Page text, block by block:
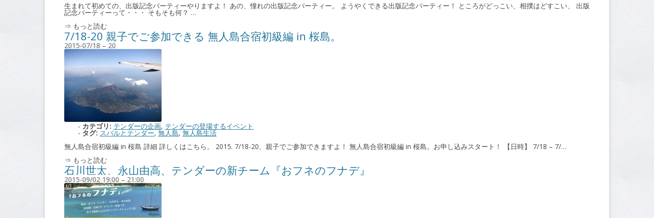
生まれて初めての、出版記念パーティーやりますよ！ あの、憧れの出版記念パーティー。 ようやくできる出版記念パーティー！ ところがどっこい、相撲はどすこい、 出版
記念パーティーって・・・ そもそも何？ …
⇒ もっと読む
7/18-20 親子でご参加できる 無人島合宿初級編 in 桜島。
2015-07/18 – 20
カテゴリ: テンダーの企画, テンダーの登場するイベント
タグ: スバルとテンダー,無人島,無人島生活
無人島合宿初級編 in 桜島 詳細 詳しくはこちら。 2015. 7/18-20、親子でご参加できますよ！ 無人島合宿初級編 in 桜島。お申し込みスタート！ 【日時】 7/18 – 7/…
⇒ もっと読む
石川世太、永山由高、テンダーの新チーム『おフネのフナデ』
2015-09/02 19:00 – 21:00